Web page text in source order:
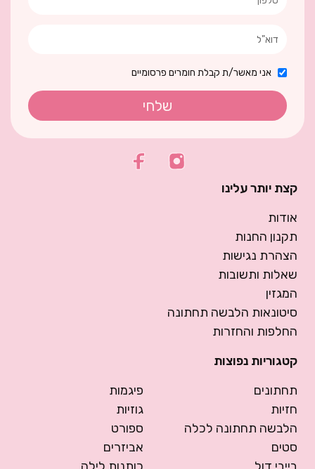
אני מאשר/ת קבלת חומרים פרסומיים
שלחי
קצת יותר עלינו
אודות
תקנון החנות
הצהרת נגישות
שאלות ותשובות
המגזין
סיטונאות הלבשה תחתונה
החלפות והחזרות
קטגוריות נפוצות
תחתונים
חזיות
הלבשה תחתונה לכלה
סטים
פיגמות
גוזיות
ספורט
אביזרים